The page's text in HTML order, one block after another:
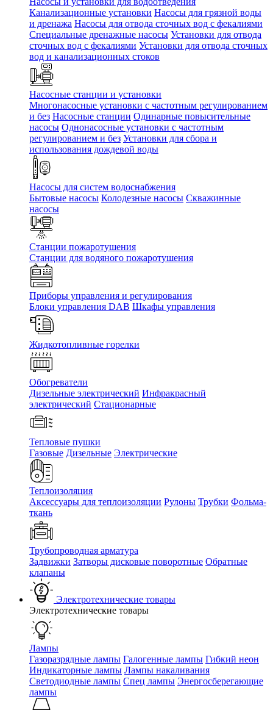
Канализационные установки Насосы для грязной воды
и дренажа Насосы для отвода сточных вод c фекалиями
Специальные дренажные насосы Установки для отвода
сточных вод c фекалиями Установки для отвода сточных
вод и канализационных стоков
Насосные станции и установки
Многонасосные установки с частотным регулированием
и без Насосные станции Одинарные повысительные
насосы Однонасосные установки с частотным
регулированием и без Установки для сбора и
использования дождевой воды
Насосы для систем водоснабжения
Бытовые насосы Колодезные насосы Скважинные
насосы
Станции пожаротушения
Станции для водяного пожаротушения
Приборы управления и регулирования
Блоки управления DAB Шкафы управления
Жидкотопливные горелки
Обогреватели
Дизельные электрический Инфракрасный
электрический Стационарные
Тепловые пушки
Газовые Дизельные Электрические
Теплоизоляция
Аксессуары для теплоизоляции Рулоны Трубки Фольма-
ткань
Трубопроводная арматура
Задвижки Затворы дисковые поворотные Обратные
клапаны
Электротехнические товары
Электротехнические товары
Лампы
Газоразрядные лампы Галогенные лампы Гибкий неон
Индикаторные лампы Лампы накаливания
Светодиодные лампы Спец лампы Энергосберегающие
лампы